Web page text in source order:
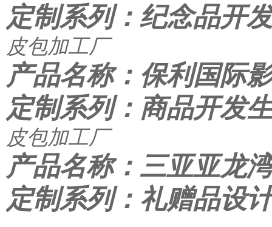
定制系列：纪念品开
皮包加工厂
产品名称：保利国际
定制系列：商品开发
皮包加工厂
产品名称：三亚亚龙
定制系列：礼赠品设